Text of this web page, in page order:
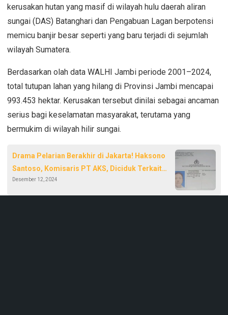
kerusakan hutan yang masif di wilayah hulu daerah aliran
sungai (DAS) Batanghari dan Pengabuan Lagan berpotensi
memicu banjir besar seperti yang baru terjadi di sejumlah
wilayah Sumatera.
Berdasarkan olah data WALHI Jambi periode 2001–2024,
total tutupan lahan yang hilang di Provinsi Jambi mencapai
993.453 hektar. Kerusakan tersebut dinilai sebagai ancaman
serius bagi keselamatan masyarakat, terutama yang
bermukim di wilayah hilir sungai.
Drama Pelarian Berakhir di Jakarta! Haksono
Santoso, Komisaris PT AKS, Diciduk Terkait
Penipuan Miliaran
Desember 12, 2024